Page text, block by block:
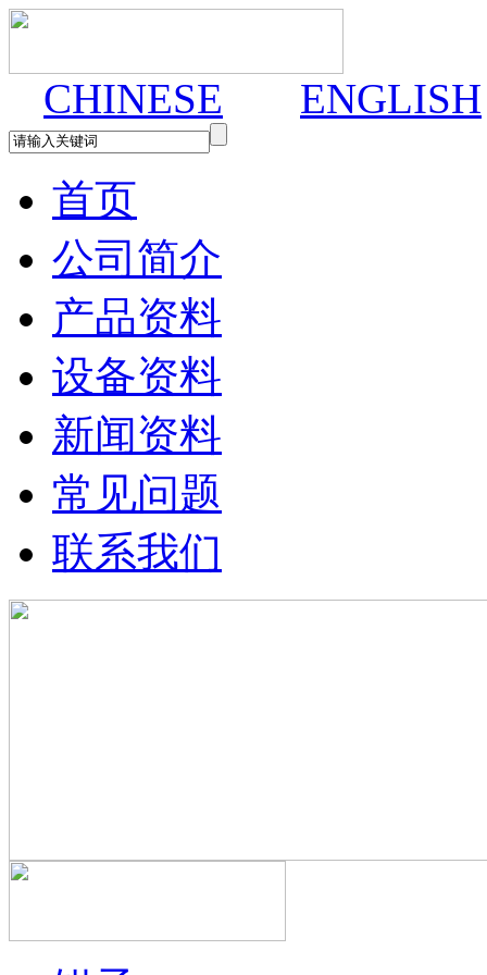
CHINESE ENGLISH
首页
公司简介
产品资料
设备资料
新闻资料
常见问题
联系我们